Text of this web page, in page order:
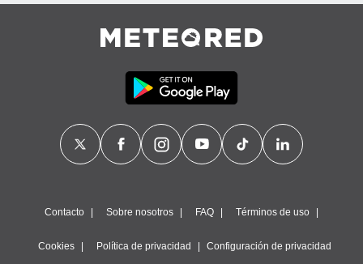
Contacto Sobre nosotros FAQ Términos de uso
Cookies Política de privacidad Configuración de privacidad